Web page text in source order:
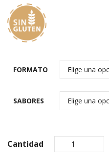
FORMATO
SABORES
Cantidad